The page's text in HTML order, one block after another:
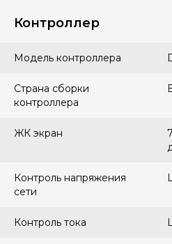
Контроллер
Модель контроллера
Страна сборки
контроллера
ЖК экран
Контроль напряжения
сети
Контроль тока